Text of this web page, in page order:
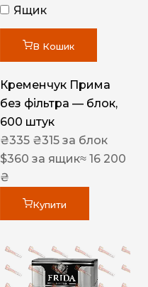
Ящик
В Кошик
Кременчук Прима
без фільтра — блок,
600 штук
₴335 ₴315 за блок
$360 за ящик≈ 16 200
₴
Купити